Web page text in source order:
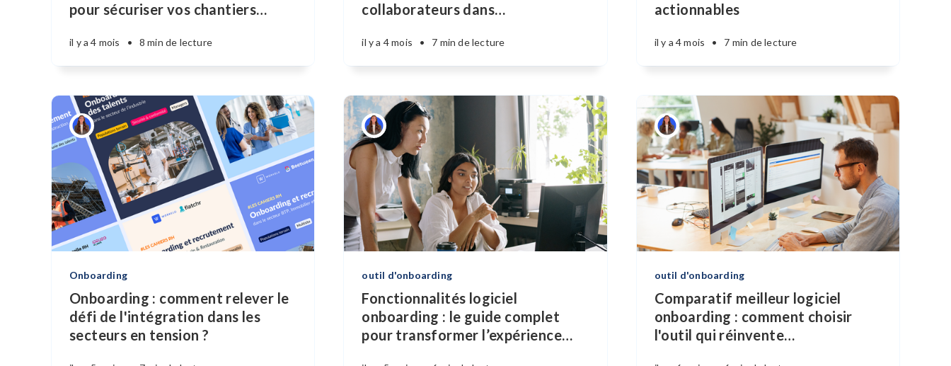
pour sécuriser vos chantiers…
il y a 4 mois • 8 min de lecture
collaborateurs dans…
il y a 4 mois • 7 min de lecture
actionnables
il y a 4 mois • 7 min de lecture
Onboarding
Onboarding : comment relever le
défi de l'intégration dans les
secteurs en tension ?
outil d'onboarding
Fonctionnalités logiciel
onboarding : le guide complet
pour transformer l’expérience…
outil d'onboarding
Comparatif meilleur logiciel
onboarding : comment choisir
l'outil qui réinvente…